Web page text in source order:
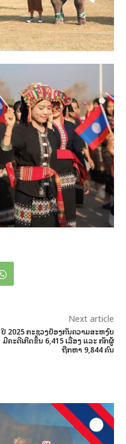
Next article
ປີ 2025 ກະຊວງປ້ອງກັນຄວາມສະຫງົບ
ມີຄະດີເກີດຂຶ້ນ 6,415 ເລື່ອງ ແລະ ກັກຜູ້
ຖືກຫາ 9,844 ຄົນ